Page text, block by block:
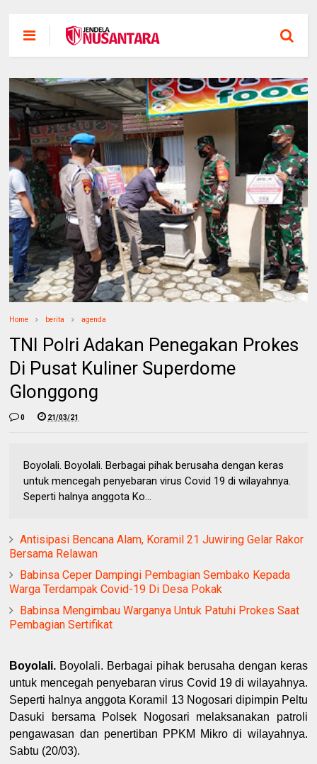
Home berita agenda
TNI Polri Adakan Penegakan Prokes
Di Pusat Kuliner Superdome
Glonggong
0 21/03/21
Boyolali. Boyolali. Berbagai pihak berusaha dengan keras
untuk mencegah penyebaran virus Covid 19 di wilayahnya.
Seperti halnya anggota Ko...
Antisipasi Bencana Alam, Koramil 21 Juwiring Gelar Rakor
Bersama Relawan
Babinsa Ceper Dampingi Pembagian Sembako Kepada
Warga Terdampak Covid-19 Di Desa Pokak
Babinsa Mengimbau Warganya Untuk Patuhi Prokes Saat
Pembagian Sertifikat
Boyolali. Boyolali. Berbagai pihak berusaha dengan keras
untuk mencegah penyebaran virus Covid 19 di wilayahnya.
Seperti halnya anggota Koramil 13 Nogosari dipimpin Peltu
Dasuki bersama Polsek Nogosari melaksanakan patroli
pengawasan dan penertiban PPKM Mikro di wilayahnya.
Sabtu (20/03).